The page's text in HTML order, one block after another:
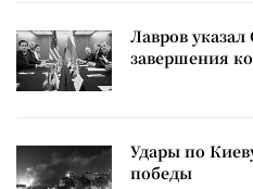
Лавров
завершения
Удары по
победы